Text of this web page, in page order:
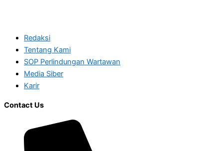
Redaksi
Tentang Kami
SOP Perlindungan Wartawan
Media Siber
Karir
Contact Us